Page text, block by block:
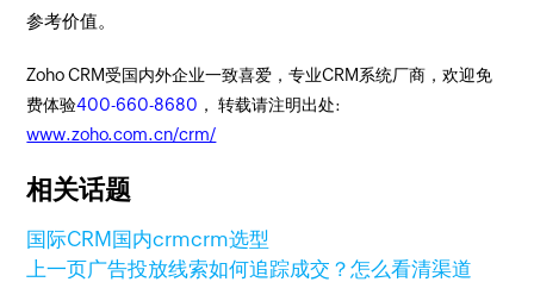
参考价值。
Zoho CRM受国内外企业一致喜爱，专业CRM系统厂商，欢迎免
费体验400-660-8680 ， 转载请注明出处:
www.zoho.com.cn/crm/
相关话题
国际CRM 国内crmcrm选型
上一页广告投放线索如何追踪成交？怎么看清渠道